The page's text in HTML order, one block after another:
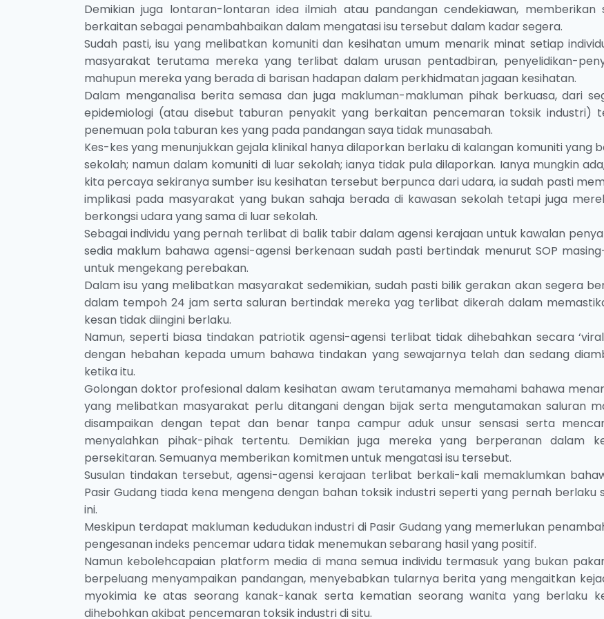
Demikian juga lontaran-lontaran idea ilmiah atau pandangan cendekiawan, memberikan
berkaitan sebagai penambahbaikan dalam mengatasi isu tersebut dalam kadar segera.
Sudah pasti, isu yang melibatkan komuniti dan kesihatan umum menarik minat setiap
masyarakat terutama mereka yang terlibat dalam urusan pentadbiran, penyelidikan-
mahupun mereka yang berada di barisan hadapan dalam perkhidmatan jagaan kesihatan.
Dalam menganalisa berita semasa dan juga makluman-makluman pihak berkuasa, dari
epidemiologi (atau disebut taburan penyakit yang berkaitan pencemaran toksik industri)
penemuan pola taburan kes yang pada pandangan saya tidak munasabah.
Kes-kes yang menunjukkan gejala klinikal hanya dilaporkan berlaku di kalangan komuniti yang
sekolah; namun dalam komuniti di luar sekolah; ianya tidak pula dilaporkan. Ianya mungkin
kita percaya sekiranya sumber isu kesihatan tersebut berpunca dari udara, ia sudah pasti
implikasi pada masyarakat yang bukan sahaja berada di kawasan sekolah tetapi juga
berkongsi udara yang sama di luar sekolah.
Sebagai individu yang pernah terlibat di balik tabir dalam agensi kerajaan untuk kawalan
sedia maklum bahawa agensi-agensi berkenaan sudah pasti bertindak menurut SOP
untuk mengekang perebakan.
Dalam isu yang melibatkan masyarakat sedemikian, sudah pasti bilik gerakan akan segera
dalam tempoh 24 jam serta saluran bertindak mereka yag terlibat dikerah dalam
kesan tidak diingini berlaku.
Namun, seperti biasa tindakan patriotik agensi-agensi terlibat tidak dihebahkan secara
dengan hebahan kepada umum bahawa tindakan yang sewajarnya telah dan sedang
ketika itu.
Golongan doktor profesional dalam kesihatan awam terutamanya memahami bahawa
yang melibatkan masyarakat perlu ditangani dengan bijak serta mengutamakan saluran
disampaikan dengan tepat dan benar tanpa campur aduk unsur sensasi serta
menyalahkan pihak-pihak tertentu. Demikian juga mereka yang berperanan dalam
persekitaran. Semuanya memberikan komitmen untuk mengatasi isu tersebut.
Susulan tindakan tersebut, agensi-agensi kerajaan terlibat berkali-kali memaklumkan
Pasir Gudang tiada kena mengena dengan bahan toksik industri seperti yang pernah berlaku
ini.
Meskipun terdapat makluman kedudukan industri di Pasir Gudang yang memerlukan
pengesanan indeks pencemar udara tidak menemukan sebarang hasil yang positif.
Namun kebolehcapaian platform media di mana semua individu termasuk yang bukan
berpeluang menyampaikan pandangan, menyebabkan tularnya berita yang mengaitkan
myokimia ke atas seorang kanak-kanak serta kematian seorang wanita yang berlaku
dihebohkan akibat pencemaran toksik industri di situ.